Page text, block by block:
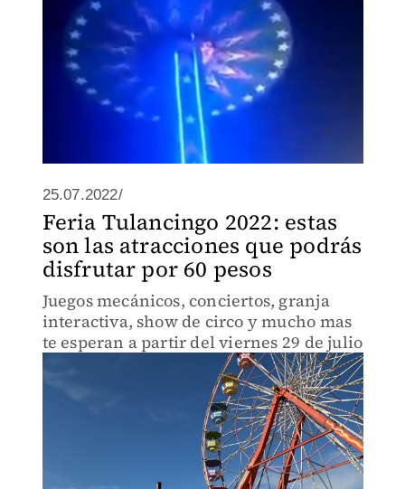
25.07.2022/
Feria Tulancingo 2022: estas
son las atracciones que podrás
disfrutar por 60 pesos
Juegos mecánicos, conciertos, granja
interactiva, show de circo y mucho mas
te esperan a partir del viernes 29 de julio